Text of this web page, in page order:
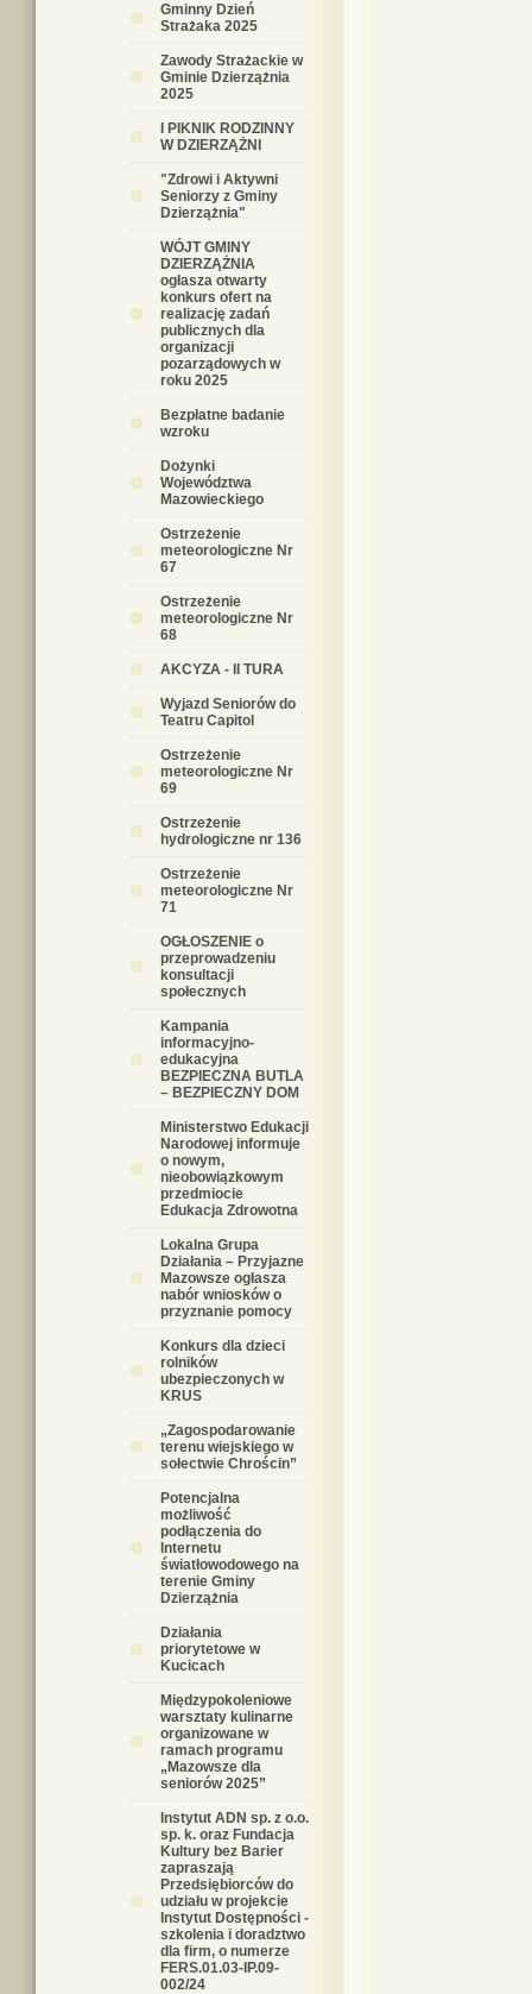
Gminny Dzień
Strażaka 2025
Zawody Strażackie w
Gminie Dzierzążnia
2025
I PIKNIK RODZINNY
W DZIERZĄŻNI
"Zdrowi i Aktywni
Seniorzy z Gminy
Dzierzążnia"
WÓJT GMINY
DZIERZĄŻNIA
ogłasza otwarty
konkurs ofert na
realizację zadań
publicznych dla
organizacji
pozarządowych w
roku 2025
Bezpłatne badanie
wzroku
Dożynki
Województwa
Mazowieckiego
Ostrzeżenie
meteorologiczne Nr
67
Ostrzeżenie
meteorologiczne Nr
68
AKCYZA - II TURA
Wyjazd Seniorów do
Teatru Capitol
Ostrzeżenie
meteorologiczne Nr
69
Ostrzeżenie
hydrologiczne nr 136
Ostrzeżenie
meteorologiczne Nr
71
OGŁOSZENIE o
przeprowadzeniu
konsultacji
społecznych
Kampania
informacyjno-
edukacyjna
BEZPIECZNA BUTLA
– BEZPIECZNY DOM
Ministerstwo Edukacji
Narodowej informuje
o nowym,
nieobowiązkowym
przedmiocie
Edukacja Zdrowotna
Lokalna Grupa
Działania – Przyjazne
Mazowsze ogłasza
nabór wniosków o
przyznanie pomocy
Konkurs dla dzieci
rolników
ubezpieczonych w
KRUS
„Zagospodarowanie
terenu wiejskiego w
sołectwie Chrościn”
Potencjalna
możliwość
podłączenia do
Internetu
światłowodowego na
terenie Gminy
Dzierzążnia
Działania
priorytetowe w
Kucicach
Międzypokoleniowe
warsztaty kulinarne
organizowane w
ramach programu
„Mazowsze dla
seniorów 2025”
Instytut ADN sp. z o.o.
sp. k. oraz Fundacja
Kultury bez Barier
zapraszają
Przedsiębiorców do
udziału w projekcie
Instytut Dostępności -
szkolenia i doradztwo
dla firm, o numerze
FERS.01.03-IP.09-
002/24